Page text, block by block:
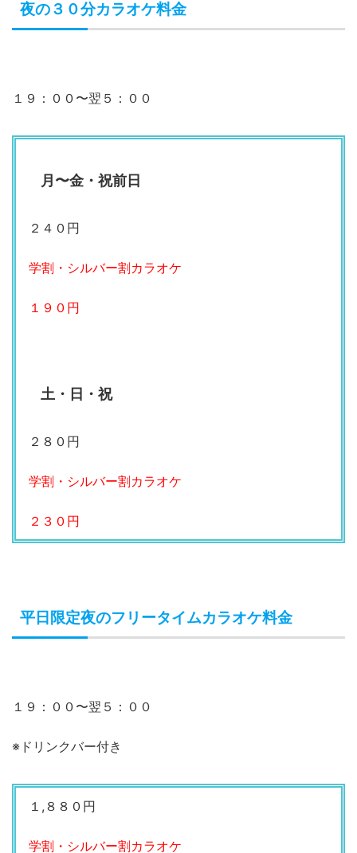
夜の３０分カラオケ料金
１９：００〜翌５：００
月〜金・祝前日
２４０円
学割・シルバー割カラオケ
１９０円
土・日・祝
２８０円
学割・シルバー割カラオケ
２３０円
平日限定夜のフリータイムカラオケ料金
１９：００〜翌５：００
※ドリンクバー付き
１,８８０円
学割・シルバー割カラオケ